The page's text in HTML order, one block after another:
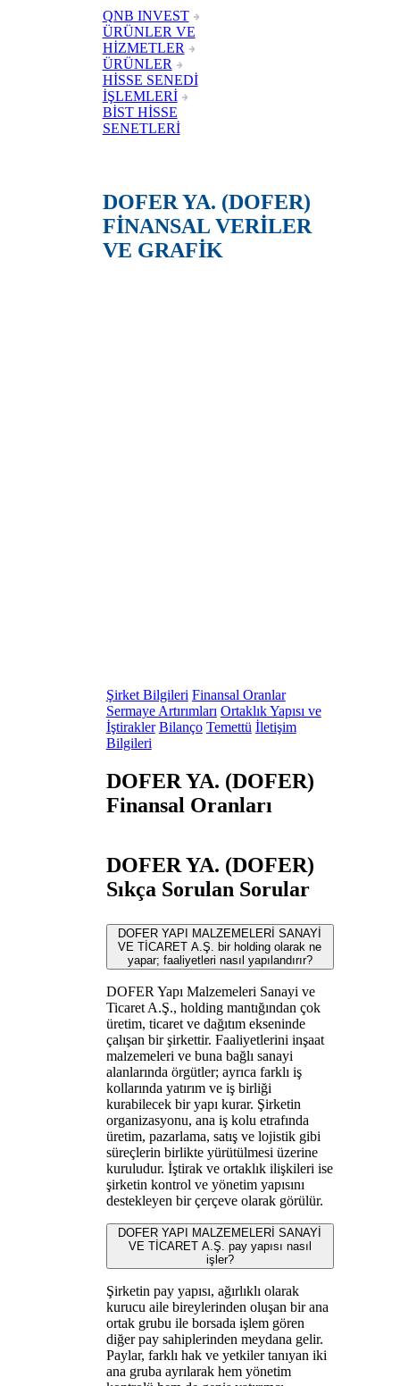
QNB INVEST
ÜRÜNLER VE
HİZMETLER
ÜRÜNLER
HİSSE SENEDİ
İŞLEMLERİ
BİST HİSSE
SENETLERİ
DOFER YA. (DOFER)
FİNANSAL VERİLER
VE GRAFİK
Şirket Bilgileri Finansal Oranlar
Sermaye Artırımları Ortaklık Yapısı ve
İştirakler Bilanço Temettü İletişim
Bilgileri
DOFER YA. (DOFER)
Finansal Oranları
DOFER YA. (DOFER)
Sıkça Sorulan Sorular
DOFER YAPI MALZEMELERİ SANAYİ
VE TİCARET A.Ş. bir holding olarak ne
yapar; faaliyetleri nasıl yapılandırır?
DOFER Yapı Malzemeleri Sanayi ve
Ticaret A.Ş., holding mantığından çok
üretim, ticaret ve dağıtım ekseninde
çalışan bir şirkettir. Faaliyetlerini inşaat
malzemeleri ve buna bağlı sanayi
alanlarında örgütler; ayrıca farklı iş
kollarında yatırım ve iş birliği
kurabilecek bir yapı kurar. Şirketin
organizasyonu, ana iş kolu etrafında
üretim, pazarlama, satış ve lojistik gibi
süreçlerin birlikte yürütülmesi üzerine
kuruludur. İştirak ve ortaklık ilişkileri ise
şirketin kontrol ve yönetim yapısını
destekleyen bir çerçeve olarak görülür.
DOFER YAPI MALZEMELERİ SANAYİ
VE TİCARET A.Ş. pay yapısı nasıl
işler?
Şirketin pay yapısı, ağırlıklı olarak
kurucu aile bireylerinden oluşan bir ana
ortak grubu ile borsada işlem gören
diğer pay sahiplerinden meydana gelir.
Paylar, farklı hak ve yetkiler tanıyan iki
ana gruba ayrılarak hem yönetim